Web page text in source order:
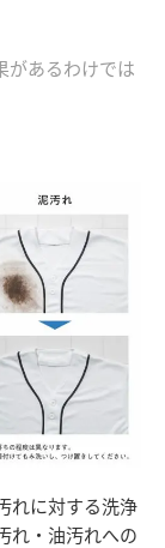
があるわけでは
れに対する洗浄
れ・油汚れへの